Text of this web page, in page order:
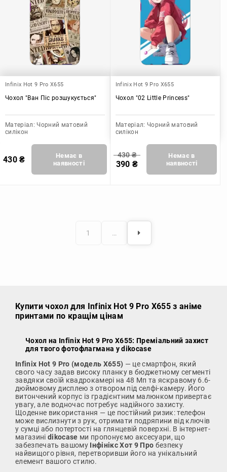
Infinix Hot 9 Pro X655
Чохол "Ван Піс розшукується"
Матеріал: Чорний матовий
силікон
430₴
Немає в
наявності
Infinix Hot 9 Pro X655
Чохол "02 Little Princess"
Матеріал: Чорний матовий
силікон
430₴
390 ₴
Немає в
наявності
1 …
Купити чохол для Infinix Hot 9 Pro X655 з аніме
принтами по кращім цінам
Чохол на Infinix Hot 9 Pro X655: Преміальний захист
для твого фотофлагмана у dikocase
Infinix Hot 9 Pro (модель X655) — це смартфон, який
свого часу задав високу планку в бюджетному сегменті
завдяки своїй квадрокамері на 48 Мп та яскравому 6.6-
дюймовому дисплею з отвором під селфі-камеру. Його
витончений корпус із градієнтним малюнком привертає
увагу, але водночас потребує надійного захисту.
Щоденне використання — це постійний ризик: телефон
може вислизнути з рук, отримати подряпини від ключів
у сумці або потертості на глянцевій поверхні. В інтернет-
магазині dikocase ми пропонуємо аксесуари, що
забезпечать вашому Інфінікс Хот 9 Про безпеку
найвищого рівня, перетворивши його на унікальний
елемент вашого стилю.